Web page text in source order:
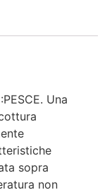
Una
sopra
non